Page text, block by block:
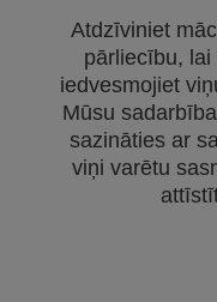
Atdzīviniet
pārliecību,
iedvesmojiet
Mūsu
sazināties ar
viņi varētu